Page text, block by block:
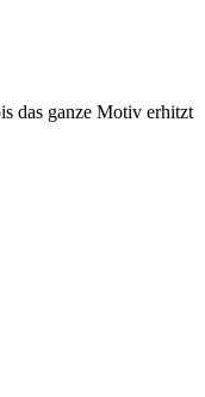
das ganze Motiv erhitzt